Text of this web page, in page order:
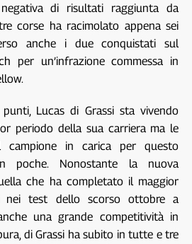
di risultati raggiunta da
corse ha racimolato appena sei
anche i due conquistati sul
per un’infrazione commessa in
Lucas di Grassi sta vivendo
periodo della sua carriera ma le
campione in carica per questo
poche. Nonostante la nuova
che ha completato il maggior
nei test dello scorso ottobre a
una grande competitività in
di Grassi ha subito in tutte e tre